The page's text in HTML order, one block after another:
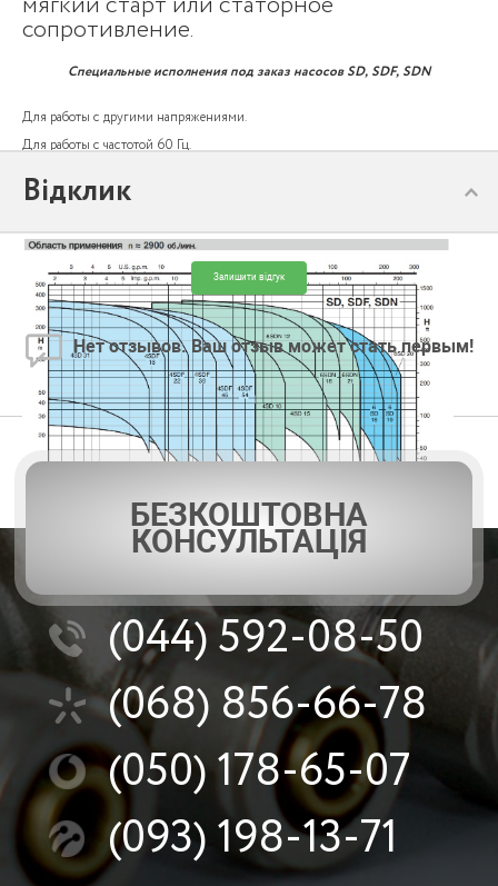
сопротивление.
Специальные исполнения под заказ насосов SD, SDF, SDN
Для работы с другими напряжениями.
Для работы с частотой 60 Гц.
Двигатель FK.
Відклик
Залишити відгук
Нет отзывов. Ваш отзыв может стать первым!
БЕЗКОШТОВНА
КОНСУЛЬТАЦІЯ
(044)592-08-50
(068) 856-66-78
(050)178-65-07
(093)198-13-71